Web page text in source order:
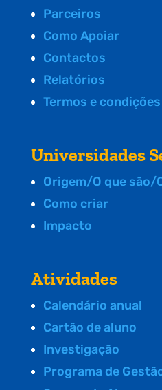
Parceiros
Como Apoiar
Contactos
Relatórios
Termos e condições
Universidades
Origem/O que são/
Como criar
Impacto
Atividades
Calendário anual
Cartão de aluno
Investigação
Programa de